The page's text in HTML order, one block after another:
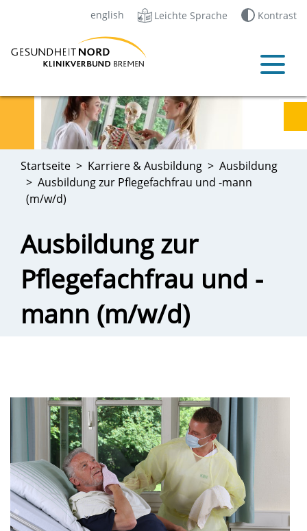
english Leichte Sprache Kontrast
Startseite Karriere & Ausbildung
Ausbildung
Ausbildung zur Pflegefachfrau und -mann
(m/w/d)
Ausbildung zur
Pflegefachfrau und -
mann (m/w/d)